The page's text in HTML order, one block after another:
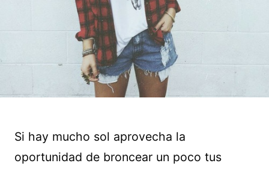
Si hay mucho sol aprovecha la
oportunidad de broncear un poco tus